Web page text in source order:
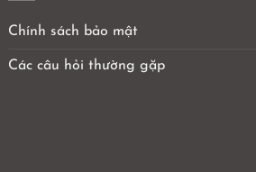
Chính sách bảo mật
Các câu hỏi thường gặp